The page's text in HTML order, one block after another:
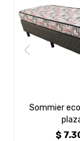
Sommier
$